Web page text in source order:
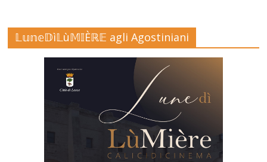
𝕃𝕦𝕟𝕖𝔻ì𝕃ù𝕄𝕀Èℝ𝔼 agli Agostiniani